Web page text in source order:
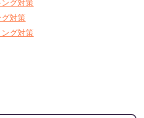
ング対策
対策
グ対策